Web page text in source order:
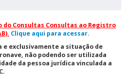
do Consultas Consultas ao Registro
Clique aqui para acessar.
exclusivamente a situação de
não podendo ser utilizada
da pessoa jurídica vinculada a